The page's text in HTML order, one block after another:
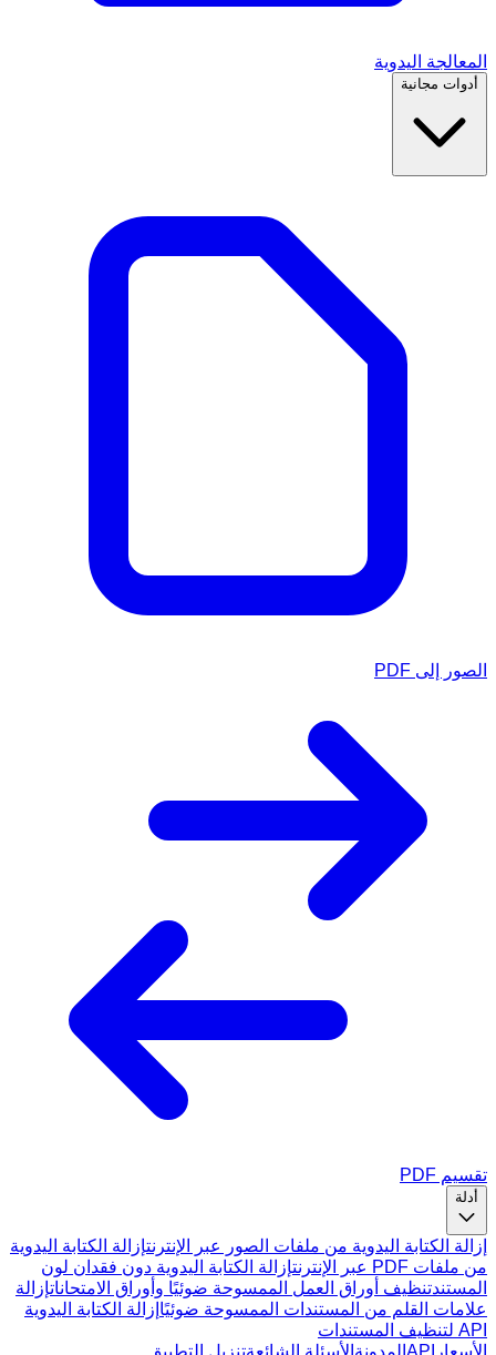
المعالجة اليدوية
أدوات مجانية
الصور إلى PDF
تقسيم PDF
أدلة
إزالة الكتابة اليدوية من ملفات الصور عبر الإنترنتإزالة الكتابة اليدوية
من ملفات PDF عبر الإنترنت
إزالة الكتابة اليدوية دون فقدان لون
المستندتنظيف أوراق العمل الممسوحة ضوئيًا وأوراق الامتحاناتإزالة
علامات القلم من المستندات الممسوحة ضوئيًا إزالة الكتابة اليدوية
API لتنظيف المستندات
الأسعار API المدونة الأسئلة الشائعةتنزيل التطبيق